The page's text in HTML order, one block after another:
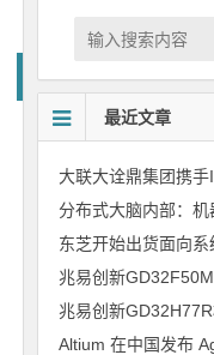
最近文章
分布式大脑内部：
Altium 在中国发布